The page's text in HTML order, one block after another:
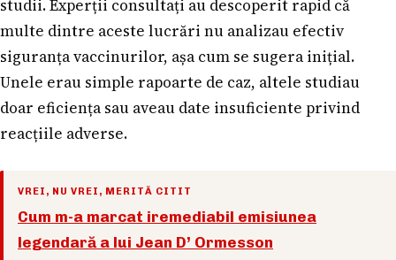
studii. Experții consultați au descoperit rapid că
multe dintre aceste lucrări nu analizau efectiv
siguranța vaccinurilor, așa cum se sugera inițial.
Unele erau simple rapoarte de caz, altele studiau
doar eficiența sau aveau date insuficiente privind
reacțiile adverse.
VREI, NU VREI, MERITĂ CITIT
Cum m-a marcat iremediabil emisiunea
legendară a lui Jean D’ Ormesson